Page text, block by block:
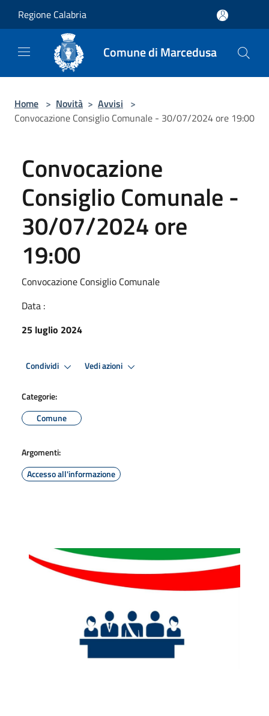
Regione Calabria
Comune di Marcedusa
Home > Novità > Avvisi >
Convocazione Consiglio Comunale - 30/07/2024 ore 19:00
Convocazione
Consiglio Comunale -
30/07/2024 ore
19:00
Convocazione Consiglio Comunale
Data :
25 luglio 2024
Condividi Vedi azioni
Categorie:
Comune
Argomenti:
Accesso all'informazione